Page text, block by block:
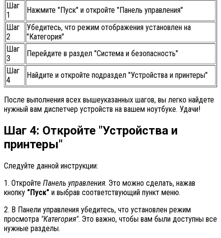
Шаг
1
Нажмите "Пуск" и откройте "Панель управления"
Шаг
2
Убедитесь, что режим отображения установлен на
"Категория"
Шаг
3
Перейдите в раздел "Система и безопасность"
Шаг
4
Найдите и откройте подраздел "Устройства и принтеры"
После выполнения всех вышеуказанных шагов, вы легко найдете
нужный вам диспетчер устройств на вашем ноутбуке. Удачи!
Шаг 4: Откройте "Устройства и
принтеры"
Следуйте данной инструкции:
1. Откройте Панель управления. Это можно сделать, нажав
кнопку "Пуск" и выбрав соответствующий пункт меню.
2. В Панели управления убедитесь, что установлен режим
просмотра "Категория". Это важно, чтобы вам были доступны все
нужные разделы.